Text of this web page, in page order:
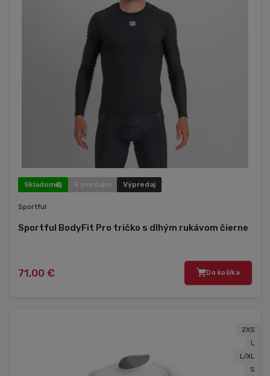
Skladom V predajni Výpredaj
Sportful
Sportful BodyFit Pro tričko s dlhým rukávom čierne
71,00 € Do košíka
2XS
L
L/XL
S